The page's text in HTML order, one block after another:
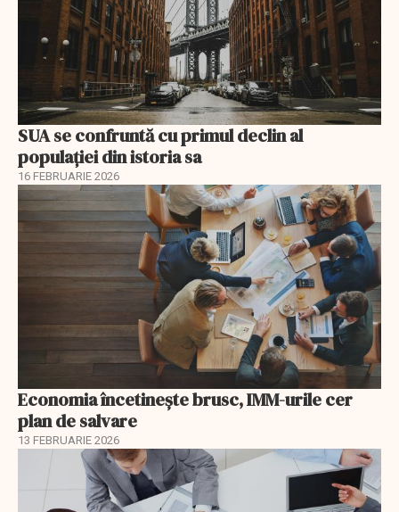
SUA se confruntă cu primul declin al
populației din istoria sa
16 FEBRUARIE 2026
Economia încetinește brusc, IMM-urile cer
plan de salvare
13 FEBRUARIE 2026